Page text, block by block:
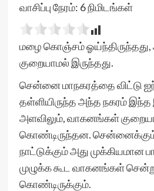
வாசிப்பு நேரம்: 6நிமிடங்கள்
மழை கொஞ்சம் ஓய்ந்திருந்தது,
குறையாமல் இருந்தது.
சென்னை மாநகரத்தை விட்டு
தள்ளியிருந்த அந்த நகரம் இந்த
அளவிலும், வாகனங்கள்
கொண்டிருந்தன.
நாட்டுக்கும் அது முக்கியமான
முழுக்க கூட வாகனங்கள்
கொண்டிருக்கும்.